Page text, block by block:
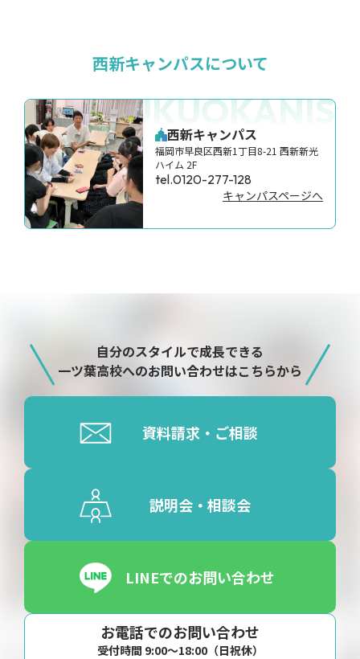
西新キャンパスについて
西新キャンパス
福岡市早良区西新1丁目8-21 西新新光
ハイム 2F
tel.0120-277-128
キャンパスページへ
自分のスタイルで成長できる
一ツ葉高校へのお問い合わせはこちらから
資料請求・ご相談
説明会・相談会
LINEでのお問い合わせ
お電話でのお問い合わせ
受付時間 9:00〜18:00（日祝休）